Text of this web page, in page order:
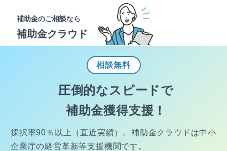
補助金のご相談なら
補助金クラウド
相談無料
圧倒的なスピードで
補助金獲得支援！
採択率90％以上（直近実績）。 補助金クラウドは中小
企業庁の経営革新等支援機関です。